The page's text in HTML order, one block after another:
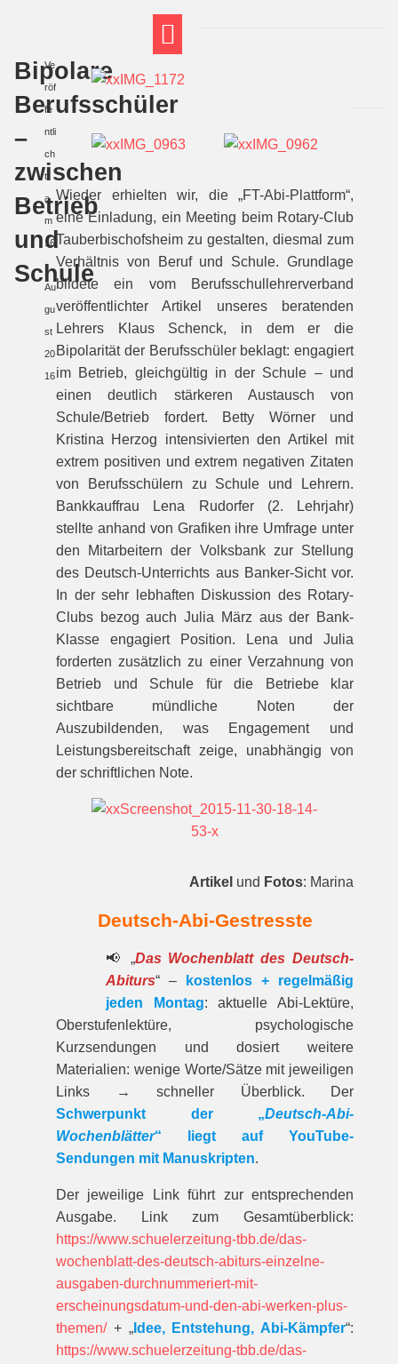
Bipolare
Berufsschüler
–
zwischen
Betrieb
und
Schule
Ve
röf
fe
ntli
ch
t
a
m
16
.
Au
gu
st
20
16
Wieder erhielten wir, die „FT-Abi-Plattform“,
eine Einladung, ein Meeting beim Rotary-Club
Tauberbischofsheim zu gestalten, diesmal zum
Verhältnis von Beruf und Schule. Grundlage
bildete ein vom Berufsschullehrerverband
veröffentlichter Artikel unseres beratenden
Lehrers Klaus Schenck, in dem er die
Bipolarität der Berufsschüler beklagt: engagiert
im Betrieb, gleichgültig in der Schule – und
einen deutlich stärkeren Austausch von
Schule/Betrieb fordert. Betty Wörner und
Kristina Herzog intensivierten den Artikel mit
extrem positiven und extrem negativen Zitaten
von Berufsschülern zu Schule und Lehrern.
Bankkauffrau Lena Rudorfer (2. Lehrjahr)
stellte anhand von Grafiken ihre Umfrage unter
den Mitarbeitern der Volksbank zur Stellung
des Deutsch-Unterrichts aus Banker-Sicht vor.
In der sehr lebhaften Diskussion des Rotary-
Clubs bezog auch Julia März aus der Bank-
Klasse engagiert Position. Lena und Julia
forderten zusätzlich zu einer Verzahnung von
Betrieb und Schule für die Betriebe klar
sichtbare mündliche Noten der
Auszubildenden, was Engagement und
Leistungsbereitschaft zeige, unabhängig von
der schriftlichen Note.
Artikel und Fotos: Marina
Deutsch-Abi-Gestresste
📢 „Das Wochenblatt des Deutsch-
Abiturs“ –
kostenlos + regelmäßig
jeden Montag: aktuelle Abi-Lektüre,
Oberstufenlektüre, psychologische
Kurzsendungen und dosiert weitere
Materialien: wenige Worte/Sätze mit jeweiligen
Links → schneller Überblick. Der
Schwerpunkt der „Deutsch-Abi-
Wochenblätter“ liegt auf YouTube-
Sendungen mit Manuskripten.
Der jeweilige Link führt zur entspre­chenden
Ausgabe. Link zum Gesamt­über­blick:
https://www.schuelerzeitung-tbb.de/das-
wochenblatt-des-deutsch-abiturs-einzelne-
ausgaben-durchnummeriert-mit-
erscheinungsdatum-und-den-abi-werken-plus-
themen/+ „Idee, Entstehung, Abi-Kämpfer“:
https://www.schuelerzeitung-tbb.de/das-